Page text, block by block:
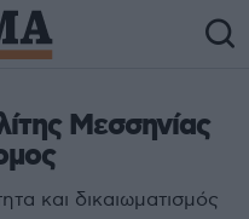
Μεσσηνίας
και δικαιωματισμός